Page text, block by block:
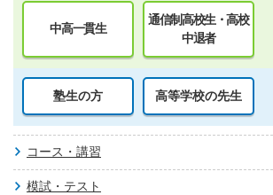
中高一貫生
通信制高校生・高校
中退者
塾生の方 高等学校の先生
コース・講習
模試・テスト